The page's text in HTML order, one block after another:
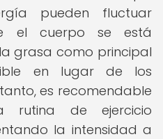
pueden fluctuar
el cuerpo se está
grasa como principal
en lugar de los
es recomendable
rutina de ejercicio
la intensidad a